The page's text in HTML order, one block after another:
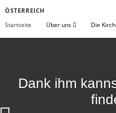
ÖSTERREICH
Startseite
Über uns Die
Dank ihm